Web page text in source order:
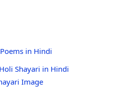
Poems in Hindi
Holi Shayari in Hindi
Image